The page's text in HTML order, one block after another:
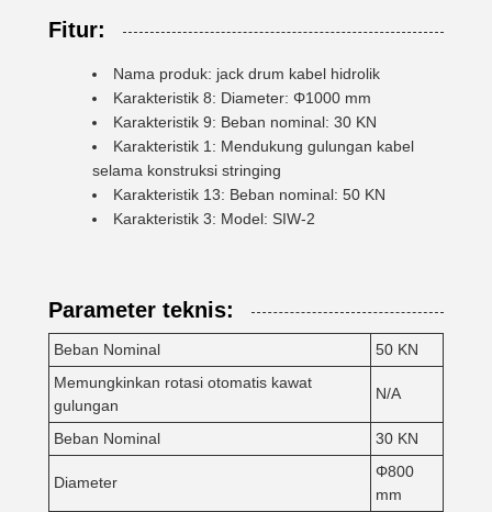
Fitur:
Nama produk: jack drum kabel hidrolik
Karakteristik 8: Diameter: Φ1000 mm
Karakteristik 9: Beban nominal: 30 KN
Karakteristik 1: Mendukung gulungan kabel
selama konstruksi stringing
Karakteristik 13: Beban nominal: 50 KN
Karakteristik 3: Model: SIW-2
Parameter teknis:
Beban Nominal
50 KN
Memungkinkan rotasi otomatis kawat
gulungan
N/A
Beban Nominal 30 KN
Diameter
Φ800
mm